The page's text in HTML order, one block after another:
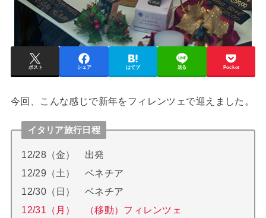
ポスト シェア はてブ 送る Pocket
今回、こんな感じで新年をフィレンツェで迎えました。
イタリア旅行日程
12/28（金） 出発
12/29（土） ベネチア
12/30（日） ベネチア
12/31（月） （移動）フィレンツェ